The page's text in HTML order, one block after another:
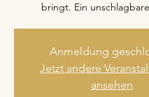
bringt. Ein
Anmeldung
Jetzt andere
ansehen